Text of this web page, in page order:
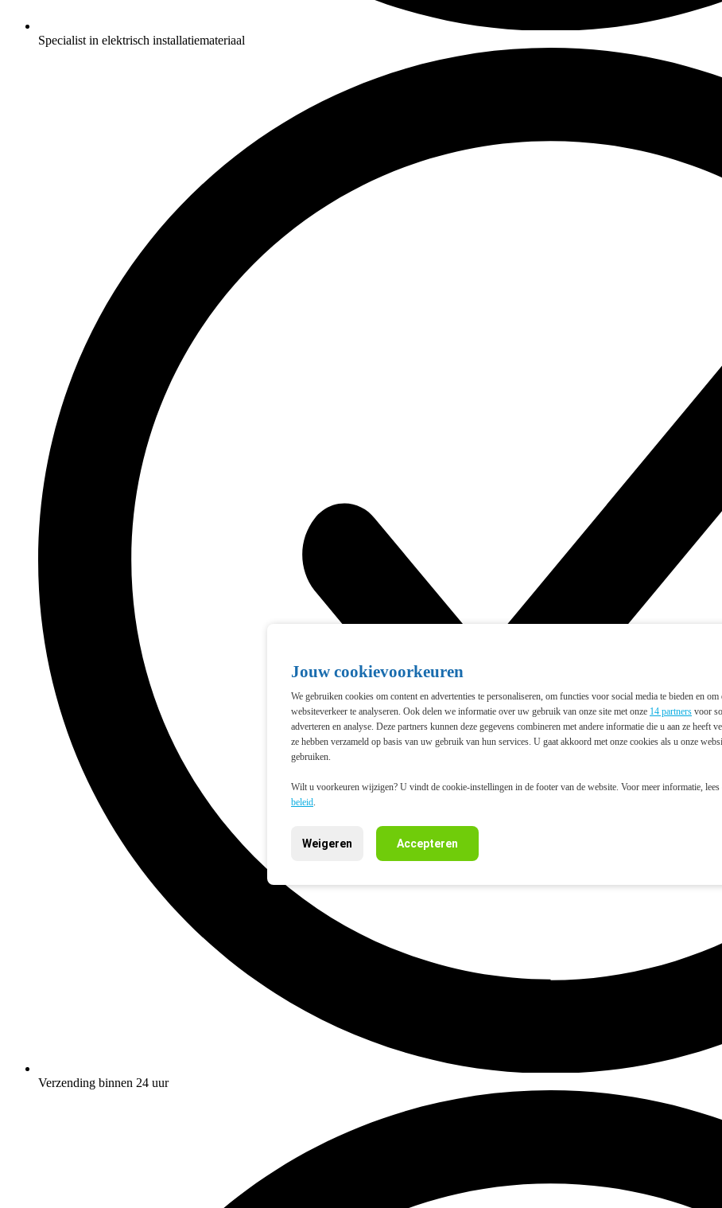
Jouw cookievoorkeuren
We gebruiken cookies om content en advertenties te personaliseren, om functies voor social media te bieden en om
websiteverkeer te analyseren. Ook delen we informatie over uw gebruik van onze site met onze 14 partners voor
adverteren en analyse. Deze partners kunnen deze gegevens combineren met andere informatie die u aan ze heeft
ze hebben verzameld op basis van uw gebruik van hun services. U gaat akkoord met onze cookies als u onze
gebruiken.
Wilt u voorkeuren wijzigen? U vindt de cookie-instellingen in de footer van de website. Voor meer informatie, lees
beleid.
Weigeren Accepteren
Specialist in elektrisch installatiemateriaal
Verzending binnen 24 uur